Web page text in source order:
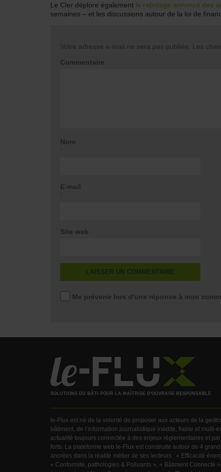
Le Cler déplore également le rabotage annoncé des
semaines – et les discussions autour de la loi de
Votre adresse e-mail ne sera pas publiée. Les
Commentaire
Nom
E-mail
Site web
Me prévenir lors d'une réponse à mon
SOLUTIONS DU BÂTI POUR LA MAÎTRISE D'OUVRAGE RESPONSABLE
le-Flux est né de la volonté de proposer aux acteurs de la
bâtiment, de l’information journalistique inédite, fiable et multi-
actualité toujours connectée à des enjeux règlementaires et
forts. La plateforme web le-Flux est construite autour de 4
ancrées dans la réalité métier de ses lecteurs : « Efficacité
« Conformité, pathologies & Polluants », « Bâtiment Connecté